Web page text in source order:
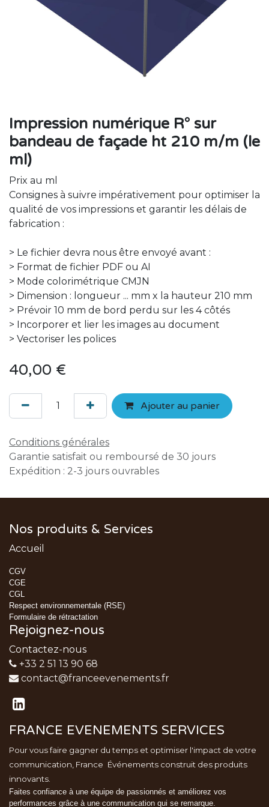
Impression numérique R° sur
bandeau de façade ht 210 m/m (le
ml)
Prix au ml
Consignes à suivre impérativement pour optimiser la
qualité de vos impressions et garantir les délais de
fabrication :
> Le fichier devra nous être envoyé avant :
> Format de fichier PDF ou AI
> Mode colorimétrique CMJN
> Dimension : longueur ... mm x la hauteur 210 mm
> Prévoir 10 mm de bord perdu sur les 4 côtés
> Incorporer et lier les images au document
> Vectoriser les polices
40,00 €
Ajouter au panier
Conditions générales
Garantie satisfait ou remboursé de 30 jours
Expédition : 2-3 jours ouvrables
Nos produits & Services
Accueil
CGV
CGE
CGL
Respect environnementale (RSE)
Formulaire de rétractation
Rejoignez-nous
Contactez-nous
+33 2 51 13 90 68
contact@franceevenements.fr
FRANCE EVENEMENTS SERVICES
Pour vous faire gagner du temps et optimiser l'impact de votre
communication, France Événements construit des produits
innovants.
Faites confiance à une équipe de passionnés et améliorez vos
performances grâce à une communication qui se remarque.